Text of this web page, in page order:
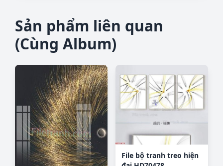
Sản phẩm liên quan
(Cùng Album)
File bộ tranh treo hiện